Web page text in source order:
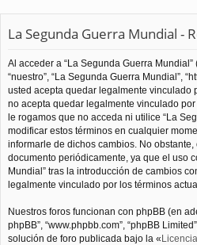
La Segunda Guerra Mundial -
Al acceder a “La Segunda Guerra Mundial”
“nuestro”, “La Segunda Guerra Mundial”,
usted acepta quedar legalmente vinculado
no acepta quedar legalmente vinculado
le rogamos que no acceda ni utilice “La
modificar estos términos en cualquier
informarle de dichos cambios. No
documento periódicamente, ya que el uso
Mundial” tras la introducción de cambios
legalmente vinculado por los términos
Nuestros foros funcionan con phpBB (en
phpBB”, “www.phpbb.com”, “phpBB
solución de foro publicada bajo la «